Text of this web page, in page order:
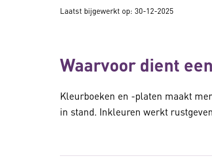
Laatst bijgewerkt op: 30-12-2025
Waarvoor dient
Kleurboeken en -platen maakt
in stand. Inkleuren werkt